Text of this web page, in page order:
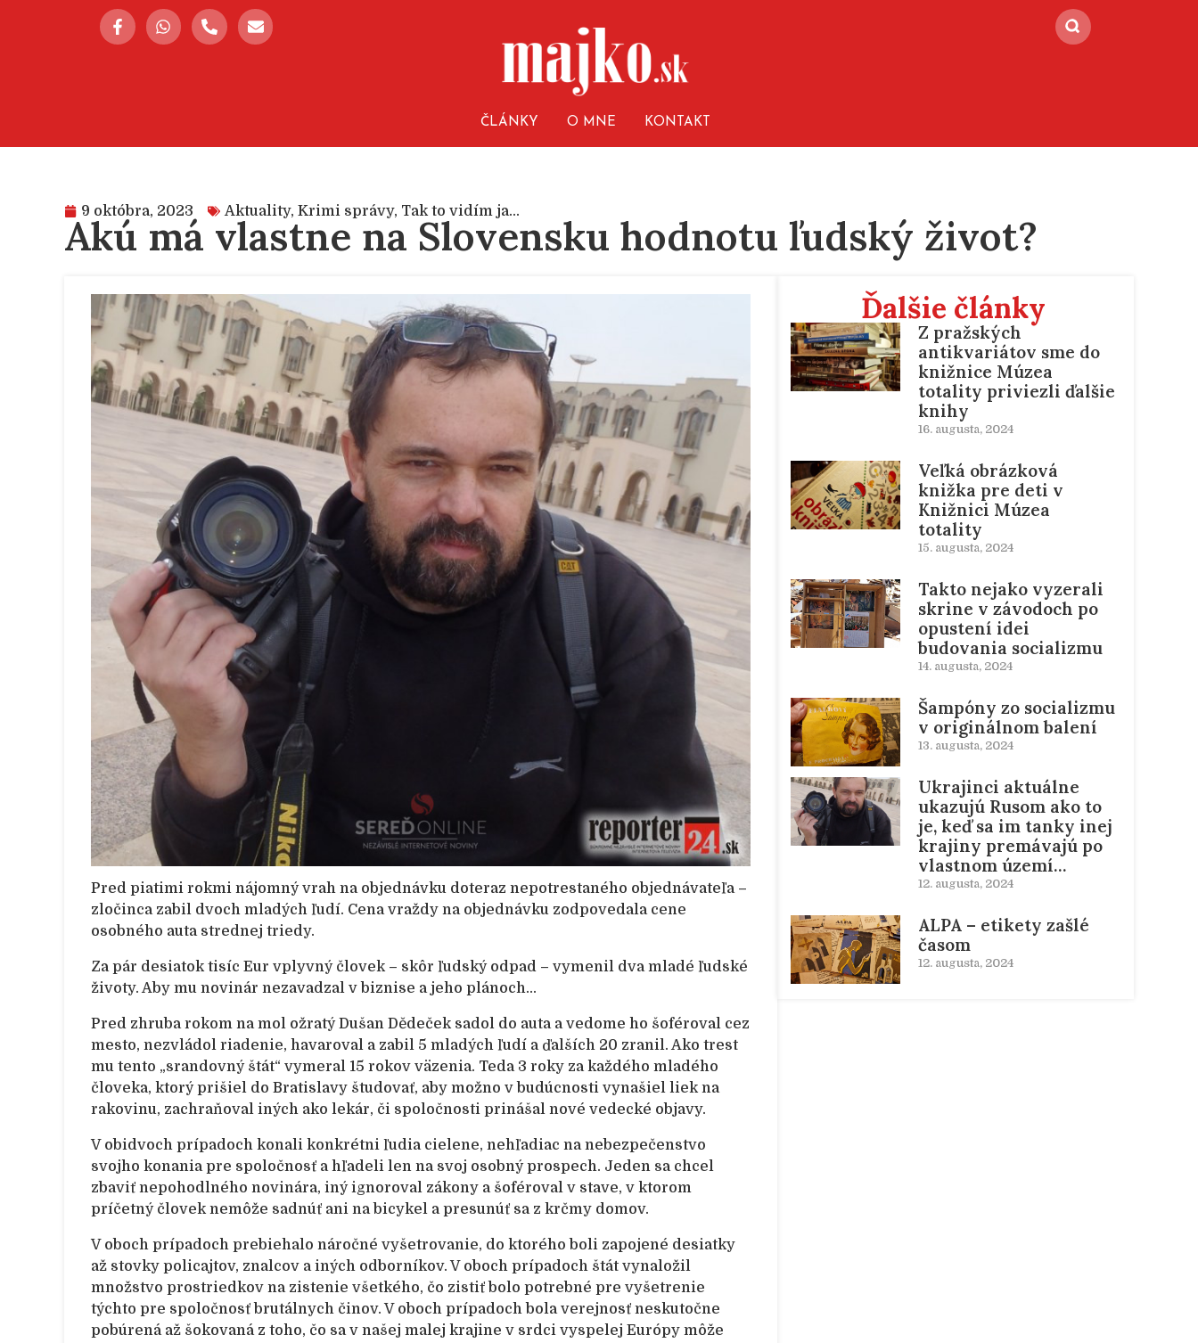
ČLÁNKY O MNE KONTAKT
9 októbra, 2023 Aktuality, Krimi správy, Tak to vidím ja...
Akú má vlastne na Slovensku hodnotu ľudský život?
Pred piatimi rokmi nájomný vrah na objednávku doteraz nepotrestaného objednávateľa –
zločinca zabil dvoch mladých ľudí. Cena vraždy na objednávku zodpovedala cene
osobného auta strednej triedy.
Za pár desiatok tisíc Eur vplyvný človek – skôr ľudský odpad – vymenil dva mladé ľudské
životy. Aby mu novinár nezavadzal v biznise a jeho plánoch…
Pred zhruba rokom na mol ožratý Dušan Dědeček sadol do auta a vedome ho šoféroval cez
mesto, nezvládol riadenie, havaroval a zabil 5 mladých ľudí a ďalších 20 zranil. Ako trest
mu tento „srandovný štát“ vymeral 15 rokov väzenia. Teda 3 roky za každého mladého
človeka, ktorý prišiel do Bratislavy študovať, aby možno v budúcnosti vynašiel liek na
rakovinu, zachraňoval iných ako lekár, či spoločnosti prinášal nové vedecké objavy.
V obidvoch prípadoch konali konkrétni ľudia cielene, nehľadiac na nebezpečenstvo
svojho konania pre spoločnosť a hľadeli len na svoj osobný prospech. Jeden sa chcel
zbaviť nepohodlného novinára, iný ignoroval zákony a šoféroval v stave, v ktorom
príčetný človek nemôže sadnúť ani na bicykel a presunúť sa z krčmy domov.
V oboch prípadoch prebiehalo náročné vyšetrovanie, do ktorého boli zapojené desiatky
až stovky policajtov, znalcov a iných odborníkov. V oboch prípadoch štát vynaložil
množstvo prostriedkov na zistenie všetkého, čo zistiť bolo potrebné pre vyšetrenie
týchto pre spoločnosť brutálnych činov. V oboch prípadoch bola verejnosť neskutočne
pobúrená až šokovaná z toho, čo sa v našej malej krajine v srdci vyspelej Európy môže
Ďalšie články
Z pražských
antikvariátov sme do
knižnice Múzea
totality priviezli ďalšie
knihy
16. augusta, 2024
Veľká obrázková
knižka pre deti v
Knižnici Múzea
totality
15. augusta, 2024
Takto nejako vyzerali
skrine v závodoch po
opustení idei
budovania socializmu
14. augusta, 2024
Šampóny zo socializmu
v originálnom balení
13. augusta, 2024
Ukrajinci aktuálne
ukazujú Rusom ako to
je, keď sa im tanky inej
krajiny premávajú po
vlastnom území…
12. augusta, 2024
ALPA – etikety zašlé
časom
12. augusta, 2024